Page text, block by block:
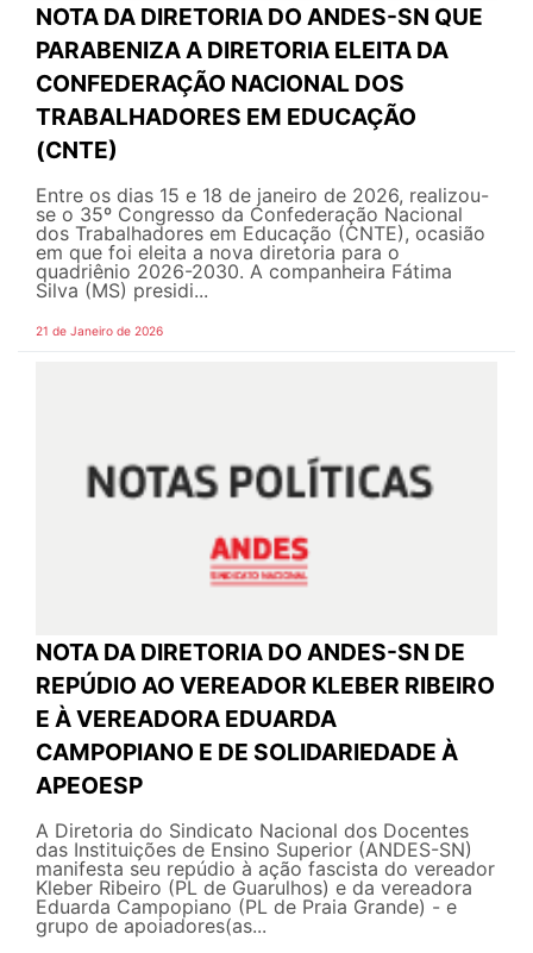
NOTA DA DIRETORIA DO ANDES-SN QUE
PARABENIZA A DIRETORIA ELEITA DA
CONFEDERAÇÃO NACIONAL DOS
TRABALHADORES EM EDUCAÇÃO
(CNTE)
Entre os dias 15 e 18 de janeiro de 2026, realizou-
se o 35º Congresso da Confederação Nacional
dos Trabalhadores em Educação (CNTE), ocasião
em que foi eleita a nova diretoria para o
quadriênio 2026-2030. A companheira Fátima
Silva (MS) presidi...
21 de Janeiro de 2026
NOTA DA DIRETORIA DO ANDES-SN DE
REPÚDIO AO VEREADOR KLEBER RIBEIRO
E À VEREADORA EDUARDA
CAMPOPIANO E DE SOLIDARIEDADE À
APEOESP
A Diretoria do Sindicato Nacional dos Docentes
das Instituições de Ensino Superior (ANDES-SN)
manifesta seu repúdio à ação fascista do vereador
Kleber Ribeiro (PL de Guarulhos) e da vereadora
Eduarda Campopiano (PL de Praia Grande) - e
grupo de apoiadores(as...